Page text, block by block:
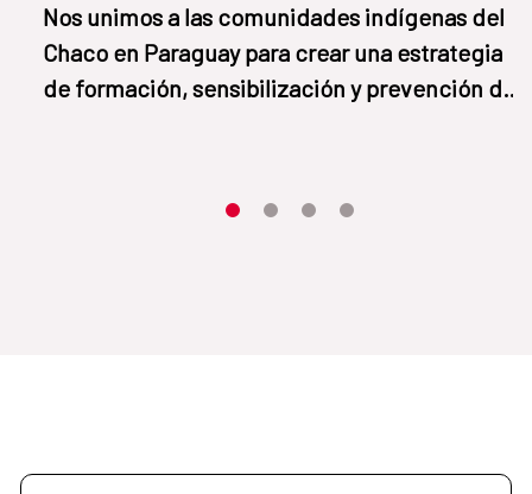
Nos unimos a las comunidades indígenas del
Chaco en Paraguay para crear una estrategia
de formación, sensibilización y prevención del
Item 1Item2Item3Item4